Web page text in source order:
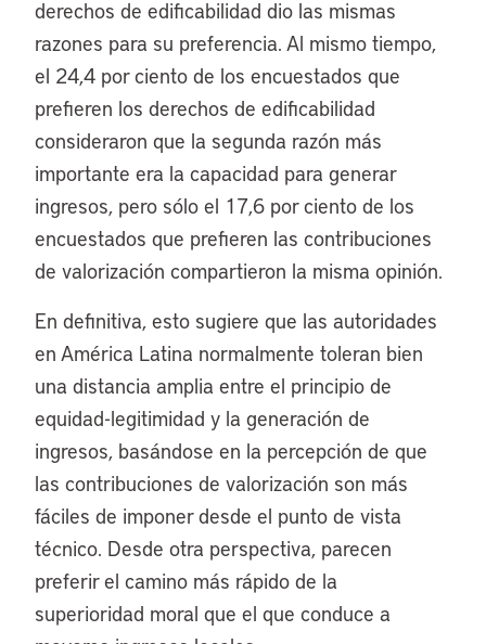
derechos de edificabilidad dio las mismas
razones para su preferencia. Al mismo tiempo,
el 24,4 por ciento de los encuestados que
prefieren los derechos de edificabilidad
consideraron que la segunda razón más
importante era la capacidad para generar
ingresos, pero sólo el 17,6 por ciento de los
encuestados que prefieren las contribuciones
de valorización compartieron la misma opinión.
En definitiva, esto sugiere que las autoridades
en América Latina normalmente toleran bien
una distancia amplia entre el principio de
equidad-legitimidad y la generación de
ingresos, basándose en la percepción de que
las contribuciones de valorización son más
fáciles de imponer desde el punto de vista
técnico. Desde otra perspectiva, parecen
preferir el camino más rápido de la
superioridad moral que el que conduce a